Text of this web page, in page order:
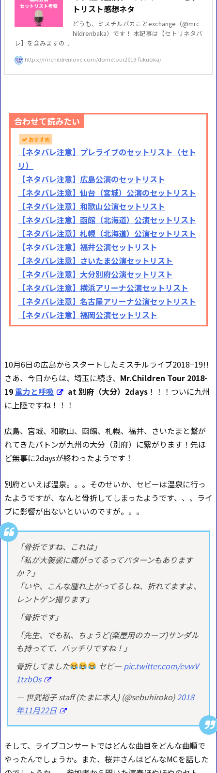
トリスト感想ネタ
どうも、ミスチルバカことexchange（@mrc
hildrenbaka）です！ 本記事は【セトリネタバ
レ】を含みますの ...
https://mrchildrenlove.com/dometour2019-fukuoka/
合わせて読みたい
おすすめ
【ネタバレ注意】プレライブのセットリスト（セト
リ）
【ネタバレ注意】広島公演のセットリスト
【ネタバレ注意】仙台（宮城）公演のセットリスト
【ネタバレ注意】和歌山公演セットリスト
【ネタバレ注意】函館（北海道）公演セットリスト
【ネタバレ注意】札幌（北海道）公演セットリスト
【ネタバレ注意】福井公演セットリスト
【ネタバレ注意】さいたま公演セットリスト
【ネタバレ注意】大分別府公演セットリスト
【ネタバレ注意】横浜アリーナ公演セットリスト
【ネタバレ注意】名古屋アリーナ公演セットリスト
【ネタバレ注意】福岡公演セットリスト
10月6日の広島からスタートしたミスチルライブ2018−19!!
さあ、今日からは、埼玉に続き、 Mr.Children Tour 2018-
19重力と呼吸 at 別府（大分）2days ！！！ついに九州
に上陸ですね！！！
広島、宮城、和歌山、函館、札幌、福井、さいたまと繋が
れてきたバトンが九州の大分（別府）に繋がります！先ほ
ど無事に2daysが終わったようです！
別府といえば温泉。。。そのせいか、セビーは温泉に行っ
たようですが、なんと骨折してしまったようです、、、ライ
ブに影響が出ないといいのですが。。。
「骨折ですね、これは」
「私が大袈裟に痛がってるってパターンもあります
か？」
「いや、こんな腫れ上がってるしね、折れてますよ、
レントゲン撮ります」
「骨折です」
「先生、でも私、ちょうど(楽屋用のカープ)サンダル
も持ってて、バッチリですね！」
骨折してました
セビー pic.twitter.com/evwV
1tzbOs
— 世武裕子 staff (たまに本人) (@sebuhiroko)2018
年11月22日
そして、ライブコンサートではどんな曲目をどんな曲順で
やったんでしょうか。また、桜井さんはどんなMCを話した